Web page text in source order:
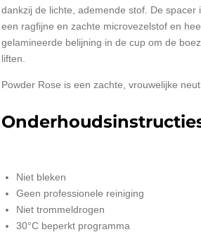
dankzij de lichte, ademende stof. De spacer
een ragfijne en zachte microvezelstof en
gelamineerde belijning in de cup om de
liften.
Powder Rose is een zachte, vrouwelijke
Niet bleken
Geen professionele reiniging
Niet trommeldrogen
30°C beperkt programma